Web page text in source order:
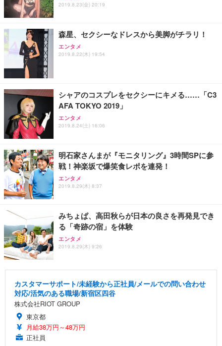
2019.8.23(金) 20:19
森星、セクシーなドレスから美脚がチラリ！
エンタメ
2019.8.22(木) 19:54
シャアのコスプレをセクシーにキメる……「C3
AFA TOKYO 2019」
エンタメ
2019.8.24(土) 16:06
明石家さんまが『モニタリング』3時間SPに参
戦！神楽坂で爆笑食レポを連発！
エンタメ
2019.8.29(木) 8:37
みちょぱ、高田秋らが日本の良さを再発見でき
る「奇跡の宿」を体験
エンタメ
2019.8.29(木) 9:26
カスタマーサポート/未経験から正社員/メールでの問い合わせ
対応/活気のある職場/新宿区四谷
株式会社RIOT GROUP
東京都
月給38万円～48万円
正社員